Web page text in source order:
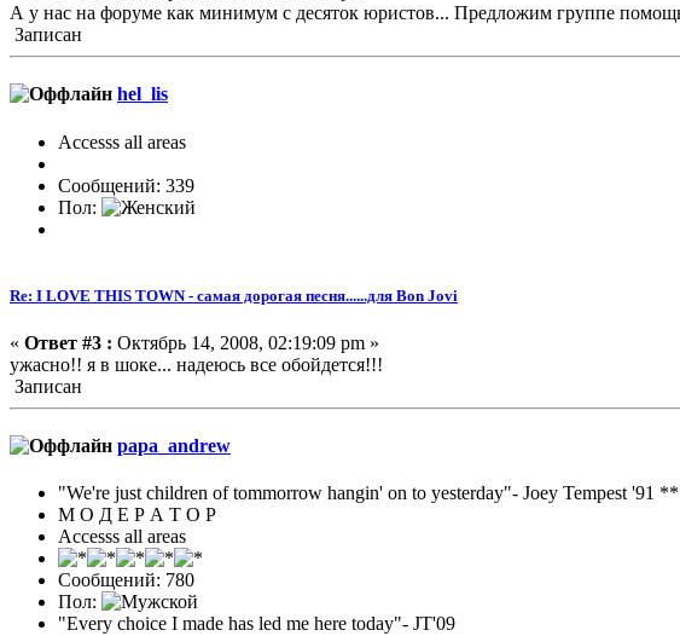
А у нас на форуме как минимум с десяток юристов... Предложим группе
Записан
hel_lis
Accesss all areas
Сообщений: 339
Пол:
Re: I LOVE THIS TOWN - самая дорогая песня......для Bon Jovi
« Ответ #3 : Октябрь 14, 2008, 02:19:09 pm »
ужасно!! я в шоке... надеюсь все обойдется!!!
Записан
papa_andrew
"We're just children of tommorrow hangin' on to yesterday"- Joey
М О Д Е Р А Т О Р
Accesss all areas
Сообщений: 780
Пол:
"Every choice I made has led me here today"- JT'09